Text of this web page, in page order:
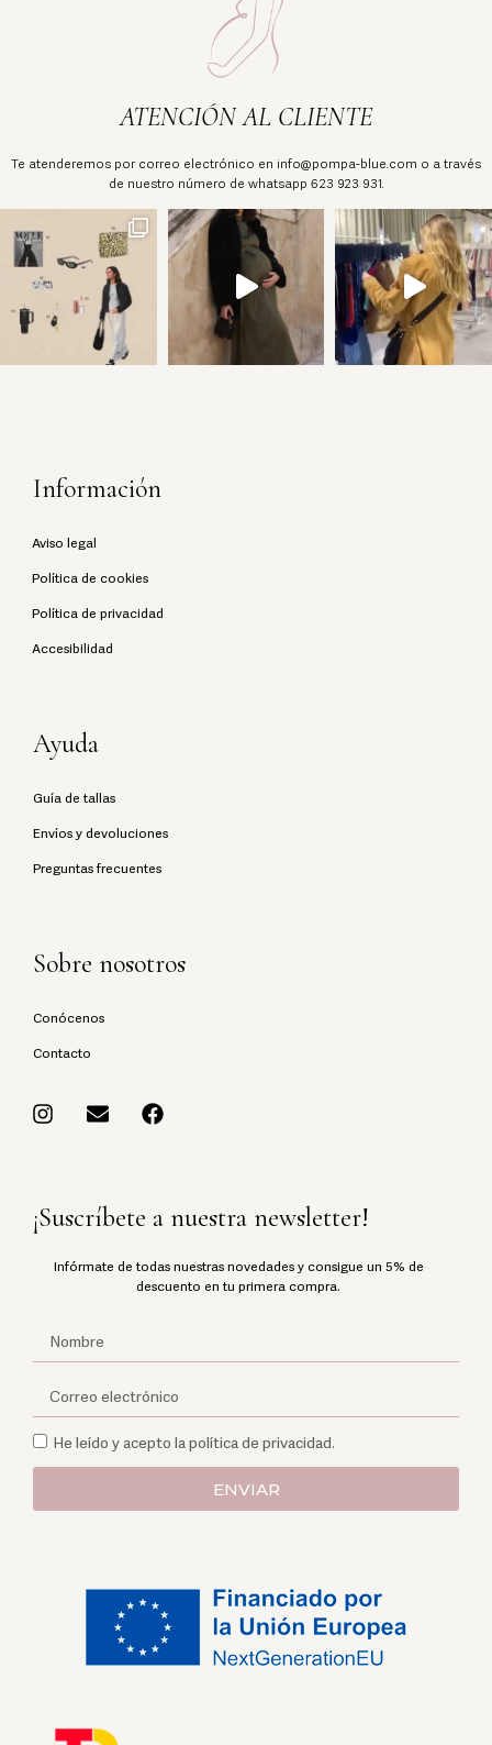
ATENCIÓN AL CLIENTE
Te atenderemos por correo electrónico en info@pompa-blue.com o a través
de nuestro número de whatsapp 623 923 931.
Información
Aviso legal
Política de cookies
Política de privacidad
Accesibilidad
Ayuda
Guía de tallas
Envíos y devoluciones
Preguntas frecuentes
Sobre nosotros
Conócenos
Contacto
¡Suscríbete a nuestra newsletter!
Infórmate de todas nuestras novedades y consigue un 5% de
descuento en tu primera compra.
He leído y acepto la política de privacidad.
ENVIAR